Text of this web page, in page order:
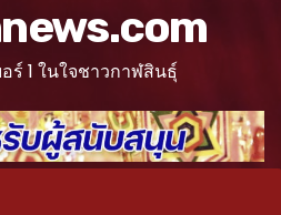
ร์ 1 ในใจชาวกาฬสินธุ์